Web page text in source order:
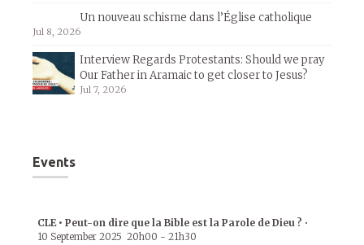
Un nouveau schisme dans l’Église catholique
Jul 8, 2026
Interview Regards Protestants: Should we pray
Our Father in Aramaic to get closer to Jesus?
Jul 7, 2026
Events
CLE • Peut-on dire que la Bible est la Parole de Dieu ? •
10 September 2025 20h00 - 21h30